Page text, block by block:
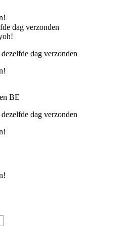
dag verzonden
dag verzonden
BE
dag verzonden